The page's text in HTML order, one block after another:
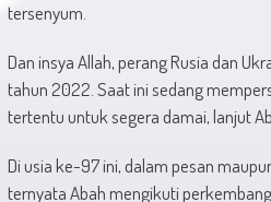
tersenyum.
Dan insya Allah, perang Rusia dan
tahun 2022. Saat ini sedang
tertentu untuk segera damai, lanjut
Di usia ke-97 ini, dalam pesan
ternyata Abah mengikuti